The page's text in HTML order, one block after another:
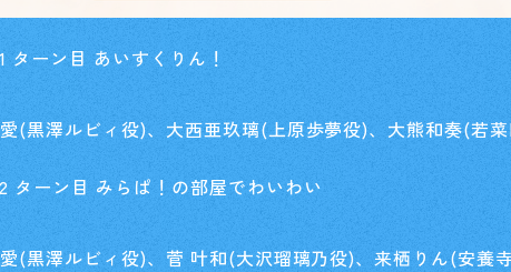
ーン目 あいすくりん！
(黒澤ルビィ役)、大西亜玖璃(上原歩夢役)、大熊和奏(若
ーン目 みらぱ！の部屋でわいわい
(黒澤ルビィ役)、菅 叶和(大沢瑠璃乃役)、来栖りん(安養